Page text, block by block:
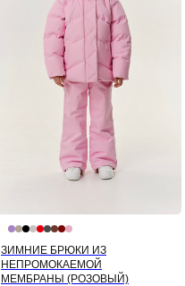
ЗИМНИЕ БРЮКИ ИЗ
НЕПРОМОКАЕМОЙ
МЕМБРАНЫ (РОЗОВЫЙ)